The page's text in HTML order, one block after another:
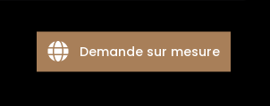
Demande sur mesure